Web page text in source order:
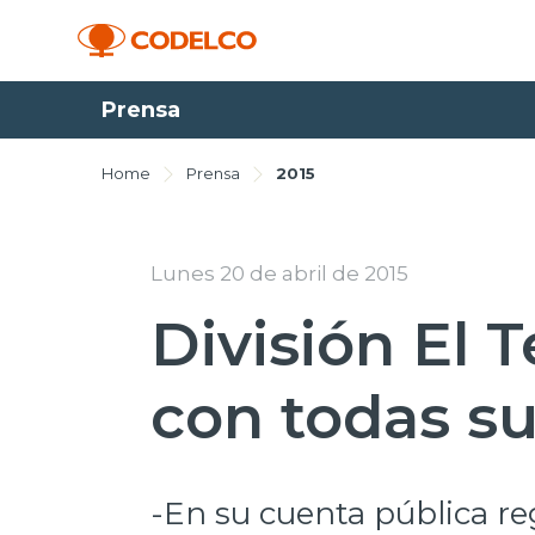
Prensa
Home Prensa 2015
Lunes 20 de abril de 2015
División El
con todas
-En su cuenta pública